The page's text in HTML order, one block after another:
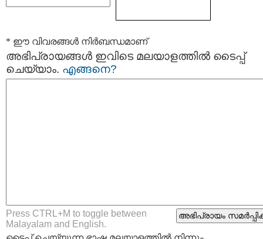
* ഈ വിവരങ്ങള്‍ നിര്‍ബന്ധമാണ്
അഭിപ്രായങ്ങള്‍ ഇവിടെ മലയാളത്തില്‍ ടൈപ്പ്
ചെയ്യാം. എങ്ങനെ?
Press CTRL+M to toggle between
Malayalam and English.